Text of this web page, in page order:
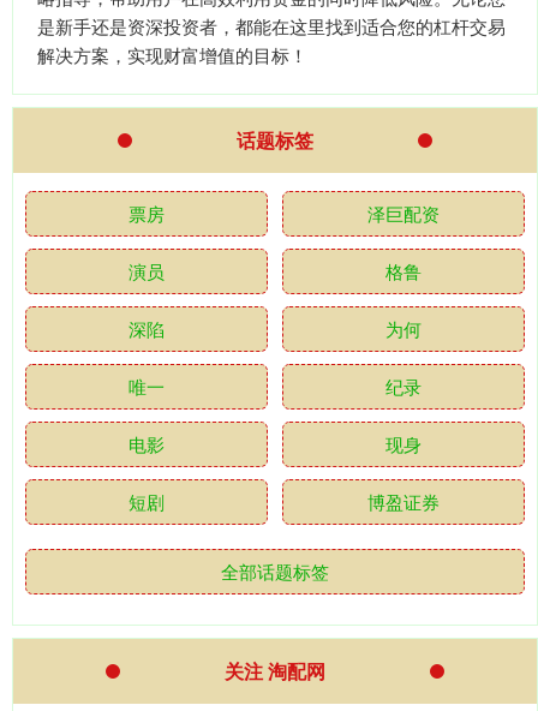
是新手还是资深投资者，都能在这里找到适合您的杠杆交易
解决方案，实现财富增值的目标！
话题标签
票房 泽巨配资
演员 格鲁
深陷 为何
唯一 纪录
电影 现身
短剧 博盈证券
全部话题标签
关注 淘配网